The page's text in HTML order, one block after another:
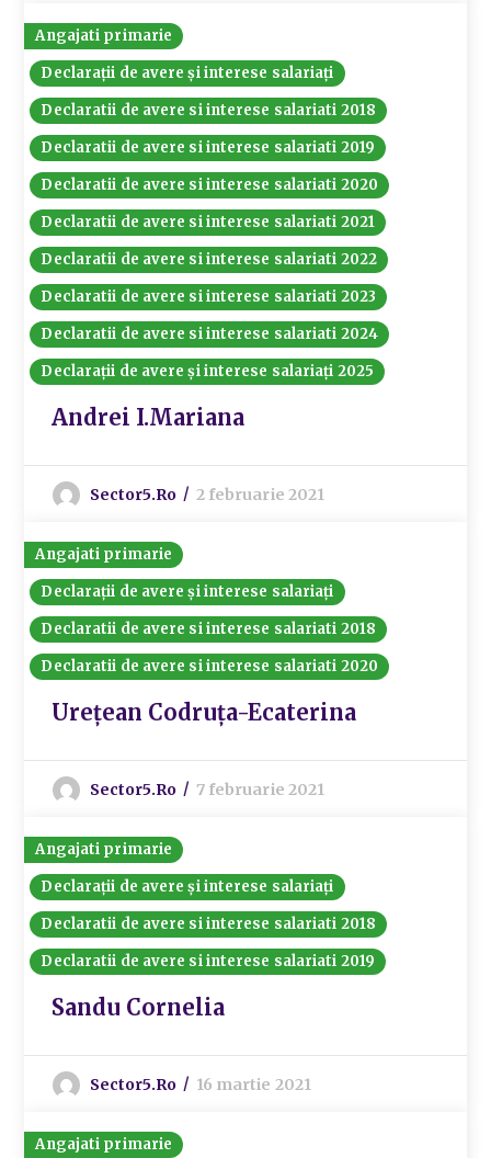
Angajati primarie
Declarații de avere și interese salariați
Declaratii de avere si interese salariati 2018
Declaratii de avere si interese salariati 2019
Declaratii de avere si interese salariati 2020
Declaratii de avere si interese salariati 2021
Declaratii de avere si interese salariati 2022
Declaratii de avere si interese salariati 2023
Declaratii de avere si interese salariati 2024
Declarații de avere și interese salariați 2025
Andrei I.Mariana
Sector5.ro 2 februarie 2021
Angajati primarie
Declarații de avere și interese salariați
Declaratii de avere si interese salariati 2018
Declaratii de avere si interese salariati 2020
Urețean Codruța-Ecaterina
Sector5.ro 7 februarie 2021
Angajati primarie
Declarații de avere și interese salariați
Declaratii de avere si interese salariati 2018
Declaratii de avere si interese salariati 2019
Sandu Cornelia
Sector5.ro 16 martie 2021
Angajati primarie